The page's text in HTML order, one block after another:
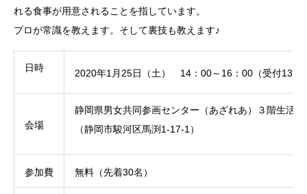
れる食事が用意されることを指しています。
プロが常識を教えます。そして裏技も教えます♪
日時 2020年1 月 25日（土） 14 ： 00～ 16 ： 00 （受付13
会場
静岡県男女共同参画センター（あざれあ）３階生活
（静岡市駿河区馬渕1-17-1）
参加費 無料（先着30名）